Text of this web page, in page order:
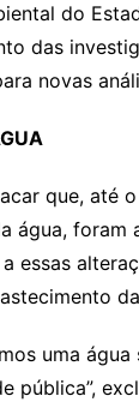
do
das
novas
que, até
água, foram
essas
uma
pública”,